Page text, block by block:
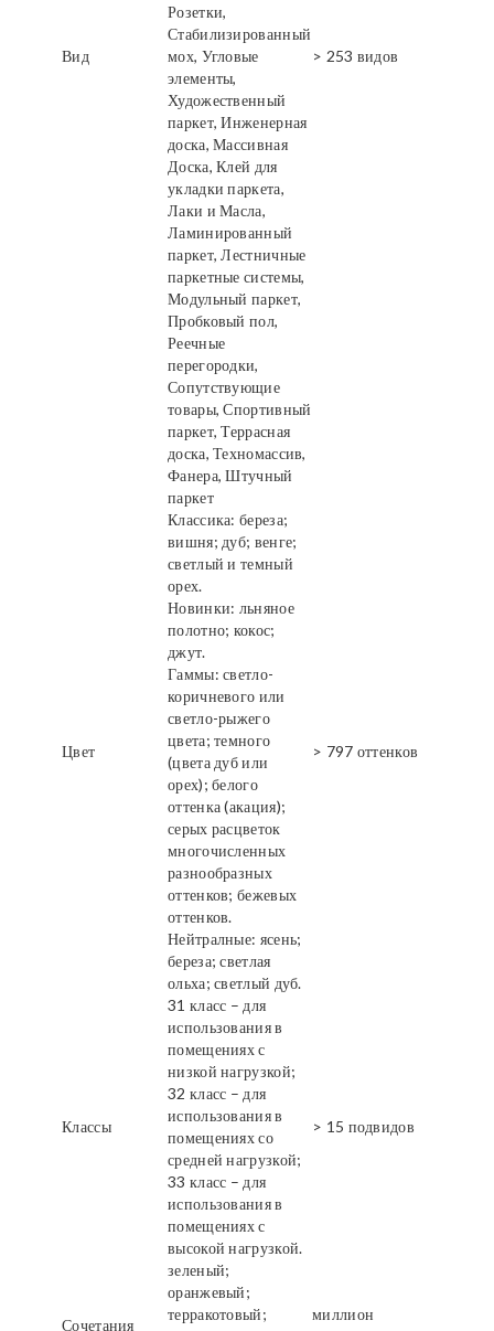
Вид
Розетки,
Стабилизированный
мох, Угловые
элементы,
Художественный
паркет, Инженерная
доска, Массивная
Доска, Клей для
укладки паркета,
Лаки и Масла,
Ламинированный
паркет, Лестничные
паркетные системы,
Модульный паркет,
Пробковый пол,
Реечные
перегородки,
Сопутствующие
товары, Спортивный
паркет, Террасная
доска, Техномассив,
Фанера, Штучный
паркет
> 253 видов
Цвет
Классика: береза;
вишня; дуб; венге;
светлый и темный
орех.
Новинки: льняное
полотно; кокос;
джут.
Гаммы: светло-
коричневого или
светло-рыжего
цвета; темного
(цвета дуб или
орех); белого
оттенка (акация);
серых расцветок
многочисленных
разнообразных
оттенков; бежевых
оттенков.
Нейтралные: ясень;
береза; светлая
ольха; светлый дуб.
> 797 оттенков
Классы
31 класс – для
использования в
помещениях с
низкой нагрузкой;
32 класс – для
использования в
помещениях со
средней нагрузкой;
33 класс – для
использования в
помещениях с
высокой нагрузкой.
> 15 подвидов
Сочетания
зеленый;
оранжевый;
терракотовый;
миллион